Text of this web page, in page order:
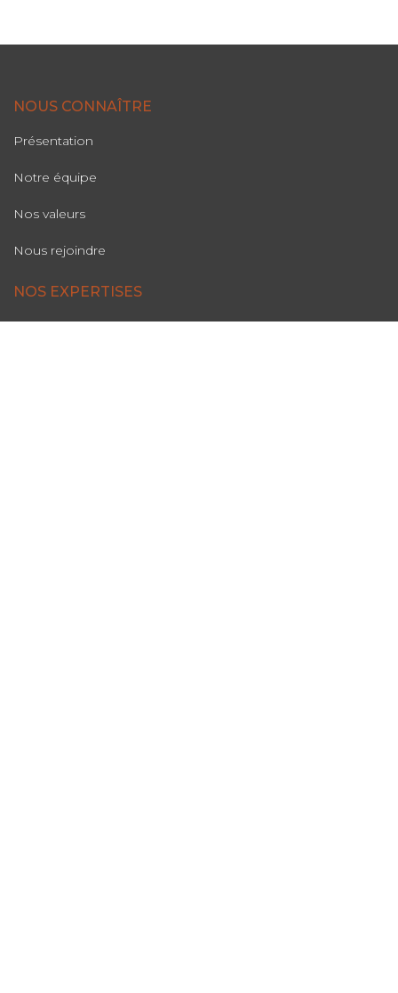
NOUS CONNAÎTRE
Présentation
Notre équipe
Nos valeurs
Nous rejoindre
NOS EXPERTISES
Périmètre d’activité